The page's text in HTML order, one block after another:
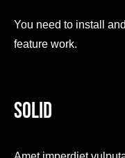
You need to install
feature work.
Solid